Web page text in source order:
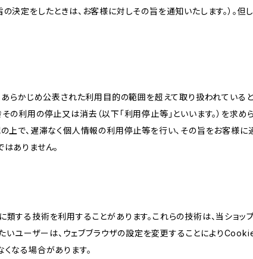
定をしたときは、お客様に対しその旨を通知いたします。）。
あらかじめ公表された利用目的の範囲を超えて取り扱われてい
の利用の停止又は消去（以下「利用停止等」といいます。）を求
上で、遅滞なく個人情報の利用停止等を行い、その旨をお客様に
ありません。
類する技術を利用することがあります。これらの技術は、当ショ
ユーザーは、ウェブブラウザの設定を変更することにより
なる場合があります。